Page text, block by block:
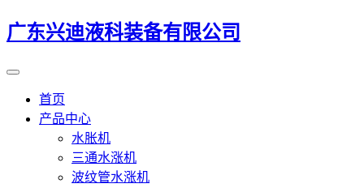
广东兴迪液科装备有限公司
首页
产品中心
水胀机
三通水涨机
波纹管水涨机